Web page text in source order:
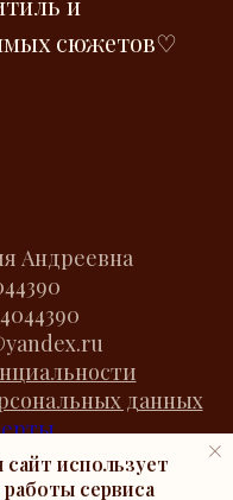
сюжетов♡
использует
сервиса
Андреевна
данных